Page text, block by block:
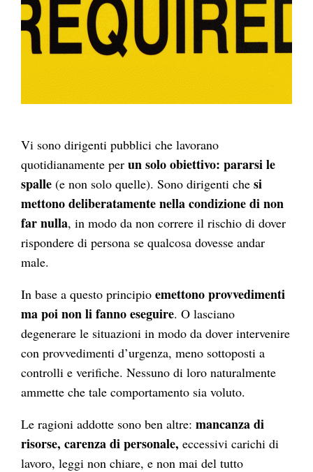
Vi sono dirigenti pubblici che lavorano
quotidianamente perun solo obiettivo: pararsi le
spalle (e non solo quelle). Sono dirigenti chesi
mettono deliberatamente nella condizione di non
far nulla, in modo da non correre il rischio di dover
rispondere di persona se qualcosa dovesse andar
male.
In base a questo principioemettono provvedimenti
ma poi non li fanno eseguire. O lasciano
degenerare le situazioni in modo da dover intervenire
con provvedimenti d’urgenza, meno sottoposti a
controlli e verifiche. Nessuno di loro naturalmente
ammette che tale comportamento sia voluto.
Le ragioni addotte sono ben altre:mancanza di
risorse, carenza di personale, eccessivi carichi di
lavoro, leggi non chiare, e non mai del tutto